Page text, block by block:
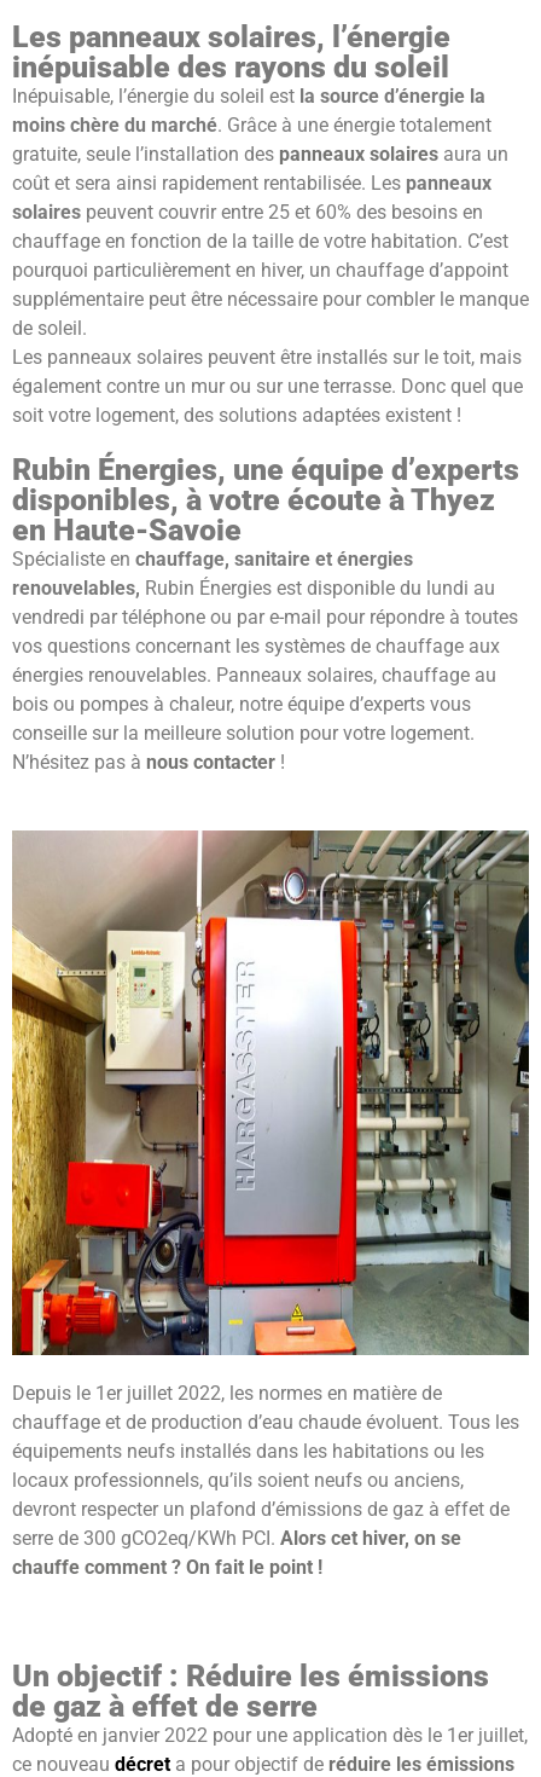
Les panneaux solaires, l’énergie
inépuisable des rayons du soleil
Inépuisable, l’énergie du soleil est la source d’énergie la
moins chère du marché. Grâce à une énergie totalement
gratuite, seule l’installation des panneaux solaires aura un
coût et sera ainsi rapidement rentabilisée. Les panneaux
solaires peuvent couvrir entre 25 et 60% des besoins en
chauffage en fonction de la taille de votre habitation. C’est
pourquoi particulièrement en hiver, un chauffage d’appoint
supplémentaire peut être nécessaire pour combler le manque
de soleil.
Les panneaux solaires peuvent être installés sur le toit, mais
également contre un mur ou sur une terrasse. Donc quel que
soit votre logement, des solutions adaptées existent !
Rubin Énergies, une équipe d’experts
disponibles, à votre écoute à Thyez
en Haute-Savoie
Spécialiste en chauffage, sanitaire et énergies
renouvelables, Rubin Énergies est disponible du lundi au
vendredi par téléphone ou par e-mail pour répondre à toutes
vos questions concernant les systèmes de chauffage aux
énergies renouvelables. Panneaux solaires, chauffage au
bois ou pompes à chaleur, notre équipe d’experts vous
conseille sur la meilleure solution pour votre logement.
N’hésitez pas à nous contacter !
Depuis le 1er juillet 2022, les normes en matière de
chauffage et de production d’eau chaude évoluent. Tous les
équipements neufs installés dans les habitations ou les
locaux professionnels, qu’ils soient neufs ou anciens,
devront respecter un plafond d’émissions de gaz à effet de
serre de 300 gCO2eq/KWh PCI. Alors cet hiver, on se
chauffe comment ? On fait le point !
Un objectif : Réduire les émissions
de gaz à effet de serre
Adopté en janvier 2022 pour une application dès le 1er juillet,
ce nouveau décret a pour objectif de réduire les émissions